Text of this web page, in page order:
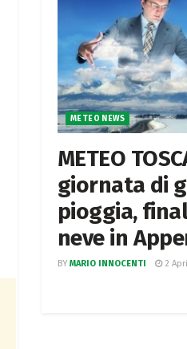
METEO NEWS
METEO
giornata di
pioggia,
neve in
BY MARIO INNOCENTI 2